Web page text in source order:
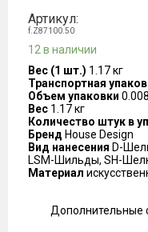
Артикул:
f.Z87100.50
12 в наличии
Вес (1 шт.) 1.17 кг
Транспортная
Объем упаковки
Вес 1.17 кг
Количество штук в
Бренд House Design
Вид нанесения D-
LSM-Шильды, SH-
Материал
Дополнительные